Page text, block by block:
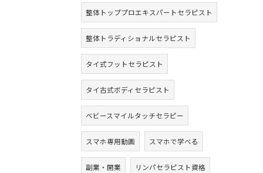
整体トッププロエキスパートセラピスト
整体トラディショナルセラピスト
タイ式フットセラピスト
タイ古式ボディセラピスト
ベビースマイルタッチセラピー
スマホ専用動画 スマホで学べる
副業・開業 リンパセラピスト資格